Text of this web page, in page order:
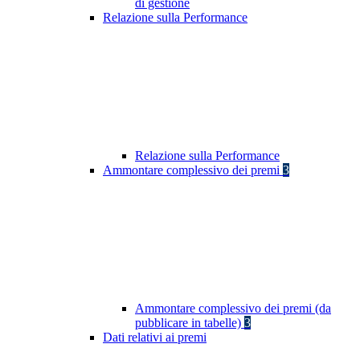
di gestione
Relazione sulla Performance
Relazione sulla Performance
Ammontare complessivo dei premi 3
Ammontare complessivo dei premi (da
pubblicare in tabelle) 3
Dati relativi ai premi